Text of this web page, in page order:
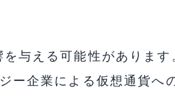
与える可能性がありま
ー企業による仮想通貨へ